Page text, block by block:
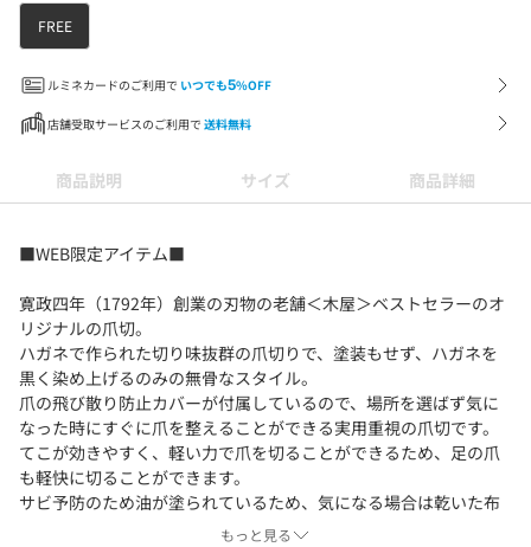
FREE
ルミネカードのご利用で いつでも5%OFF
店舗受取サービスのご利用で 送料無料
商品説明 サイズ 商品詳細
■WEB限定アイテム■
寛政四年（1792年）創業の刃物の老舗＜木屋＞ベストセラーのオ
リジナルの爪切。
ハガネで作られた切り味抜群の爪切りで、塗装もせず、ハガネを
黒く染め上げるのみの無骨なスタイル。
爪の飛び散り防止カバーが付属しているので、場所を選ばず気に
なった時にすぐに爪を整えることができる実用重視の爪切です。
てこが効きやすく、軽い力で爪を切ることができるため、足の爪
も軽快に切ることができます。
サビ予防のため油が塗られているため、気になる場合は乾いた布
などで拭いてからご使用ください。
もっと見る